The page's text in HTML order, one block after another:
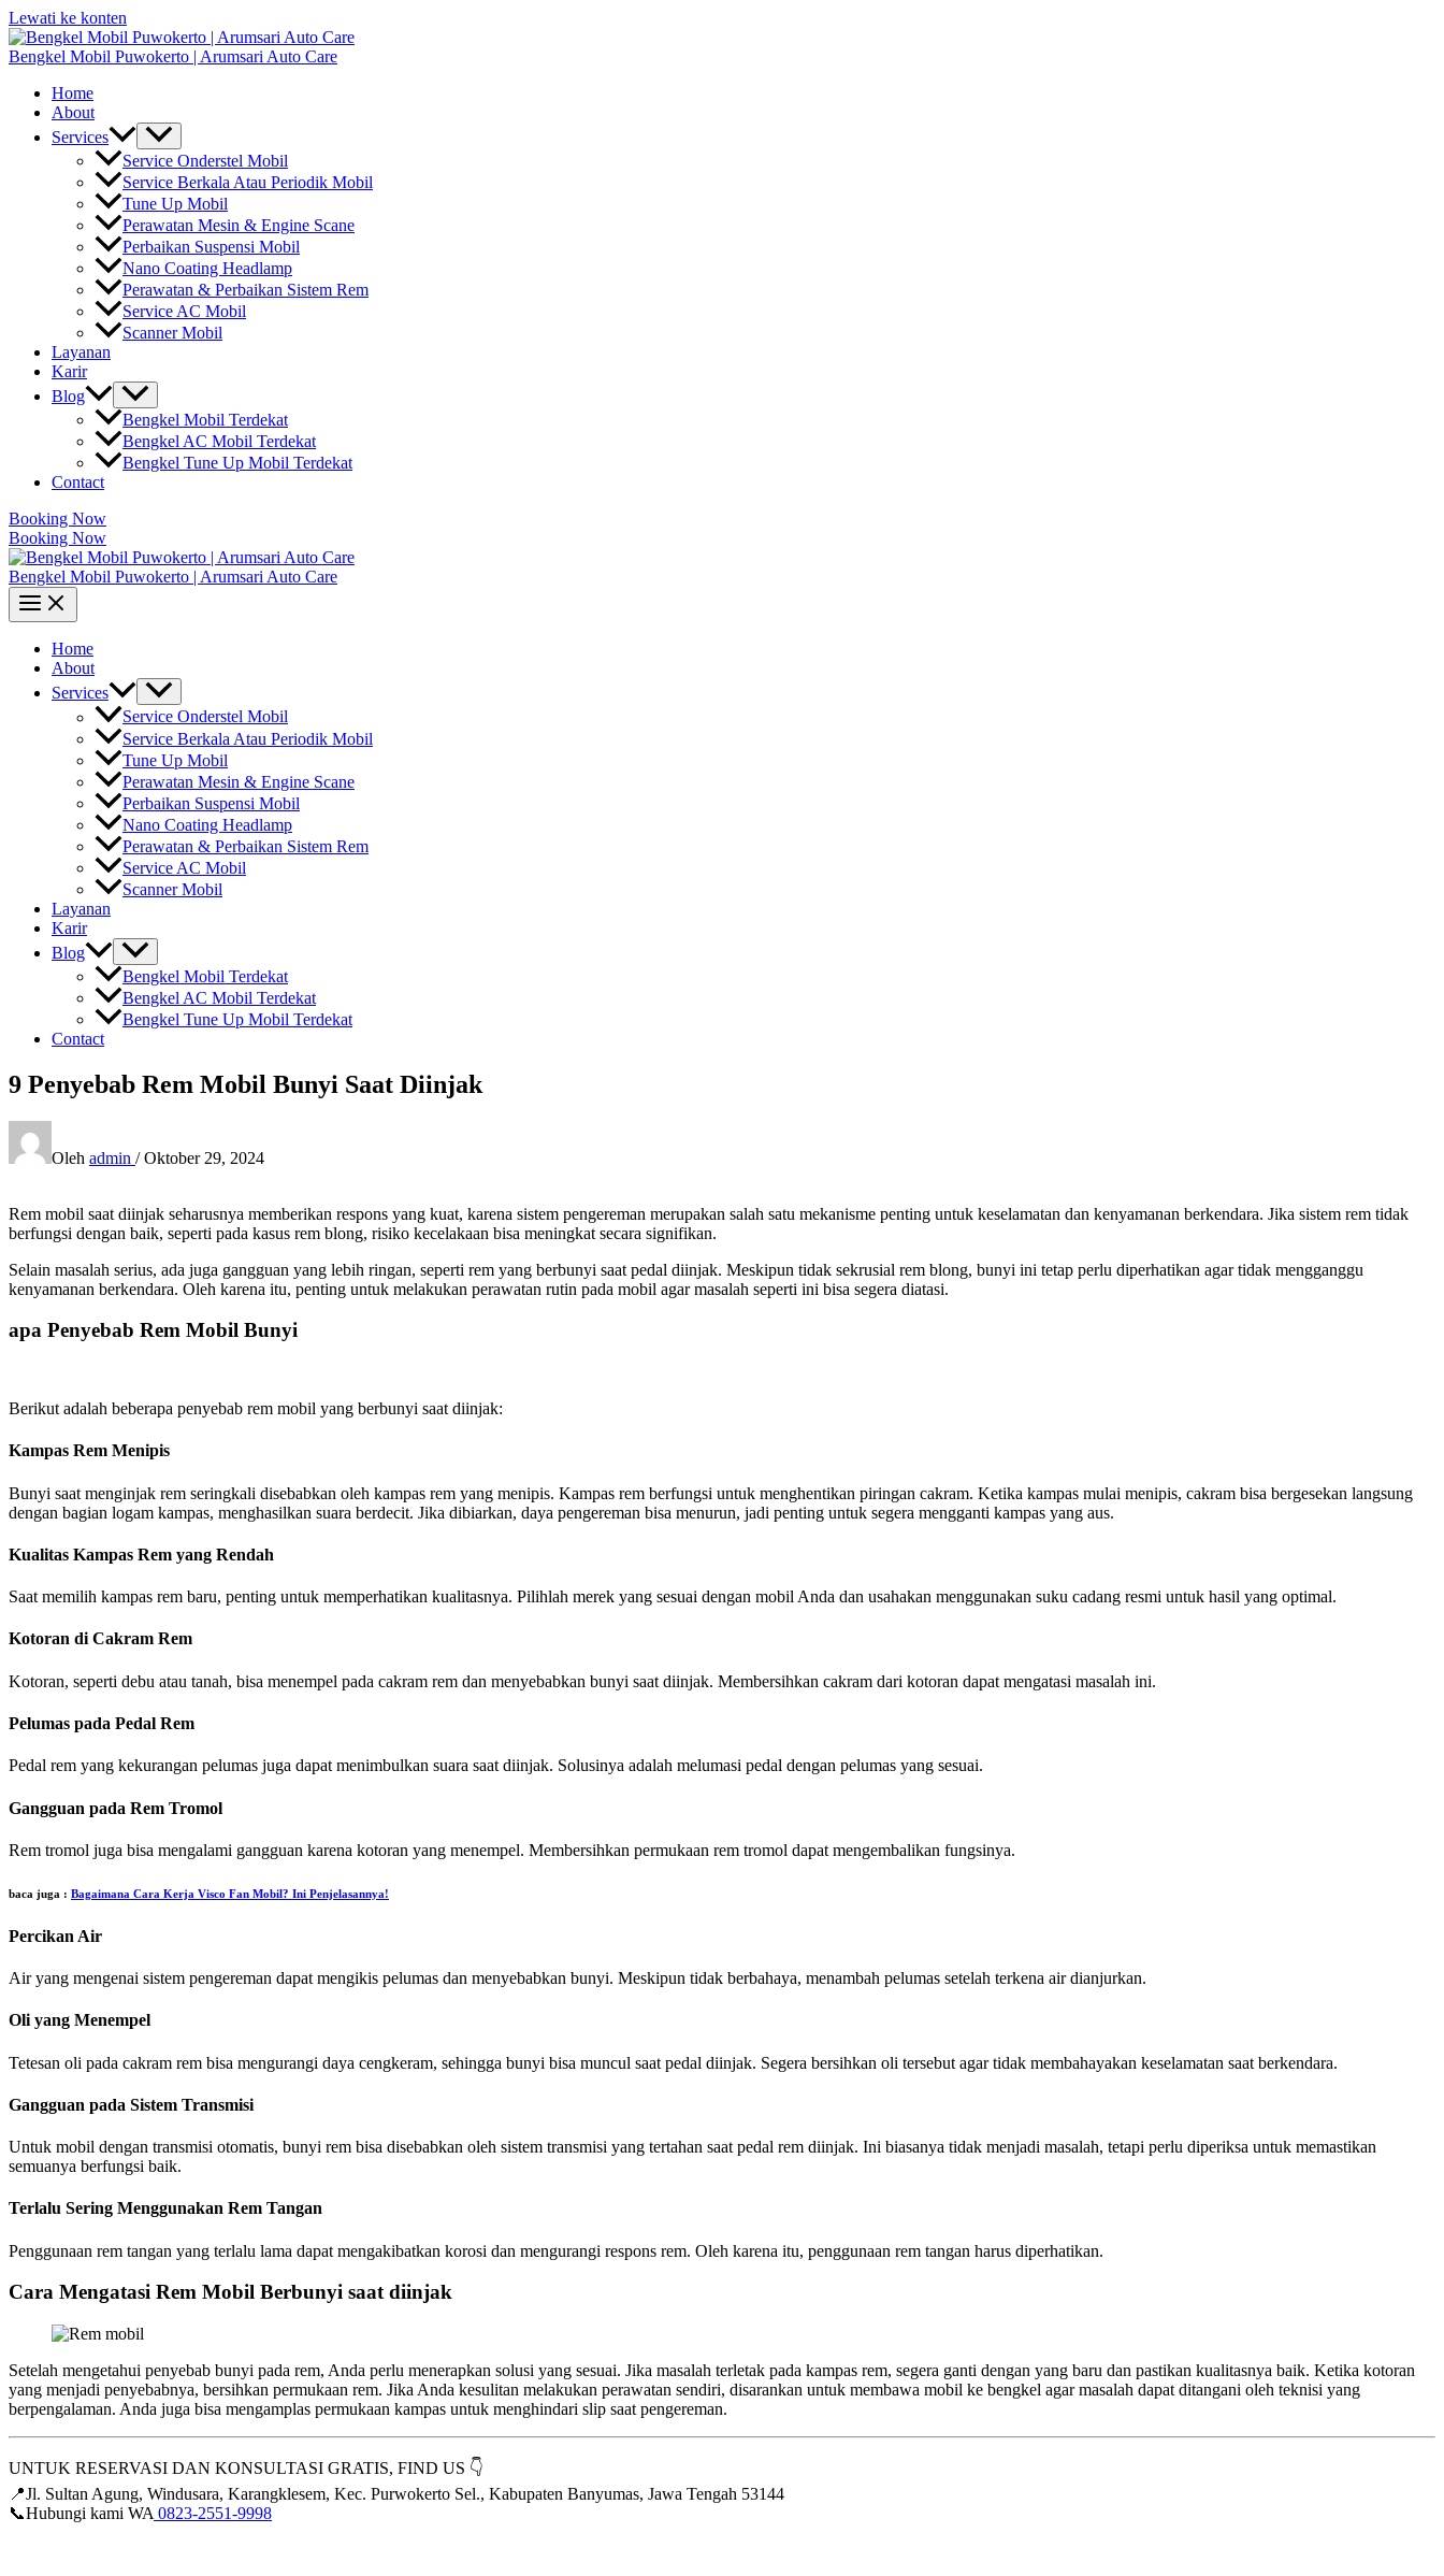
Lewati ke konten
Bengkel Mobil Puwokerto | Arumsari Auto Care
Home
About
Services
Service Onderstel Mobil
Service Berkala Atau Periodik Mobil
Tune Up Mobil
Perawatan Mesin & Engine Scane
Perbaikan Suspensi Mobil
Nano Coating Headlamp
Perawatan & Perbaikan Sistem Rem
Service AC Mobil
Scanner Mobil
Layanan
Karir
Blog
Bengkel Mobil Terdekat
Bengkel AC Mobil Terdekat
Bengkel Tune Up Mobil Terdekat
Contact
Booking Now
Booking Now
Bengkel Mobil Puwokerto | Arumsari Auto Care
Home
About
Services
Service Onderstel Mobil
Service Berkala Atau Periodik Mobil
Tune Up Mobil
Perawatan Mesin & Engine Scane
Perbaikan Suspensi Mobil
Nano Coating Headlamp
Perawatan & Perbaikan Sistem Rem
Service AC Mobil
Scanner Mobil
Layanan
Karir
Blog
Bengkel Mobil Terdekat
Bengkel AC Mobil Terdekat
Bengkel Tune Up Mobil Terdekat
Contact
9 Penyebab Rem Mobil Bunyi Saat Diinjak
Oleh admin /Oktober 29, 2024
Rem mobil saat diinjak seharusnya memberikan respons yang kuat, karena sistem pengereman merupakan salah satu mekanisme penting untuk keselamatan dan kenyamanan berkendara. Jika sistem rem tidak
berfungsi dengan baik, seperti pada kasus rem blong, risiko kecelakaan bisa meningkat secara signifikan.
Selain masalah serius, ada juga gangguan yang lebih ringan, seperti rem yang berbunyi saat pedal diinjak. Meskipun tidak sekrusial rem blong, bunyi ini tetap perlu diperhatikan agar tidak mengganggu
kenyamanan berkendara. Oleh karena itu, penting untuk melakukan perawatan rutin pada mobil agar masalah seperti ini bisa segera diatasi.
apa Penyebab Rem Mobil Bunyi
Berikut adalah beberapa penyebab rem mobil yang berbunyi saat diinjak:
Kampas Rem Menipis
Bunyi saat menginjak rem seringkali disebabkan oleh kampas rem yang menipis. Kampas rem berfungsi untuk menghentikan piringan cakram. Ketika kampas mulai menipis, cakram bisa bergesekan langsung
dengan bagian logam kampas, menghasilkan suara berdecit. Jika dibiarkan, daya pengereman bisa menurun, jadi penting untuk segera mengganti kampas yang aus.
Kualitas Kampas Rem yang Rendah
Saat memilih kampas rem baru, penting untuk memperhatikan kualitasnya. Pilihlah merek yang sesuai dengan mobil Anda dan usahakan menggunakan suku cadang resmi untuk hasil yang optimal.
Kotoran di Cakram Rem
Kotoran, seperti debu atau tanah, bisa menempel pada cakram rem dan menyebabkan bunyi saat diinjak. Membersihkan cakram dari kotoran dapat mengatasi masalah ini.
Pelumas pada Pedal Rem
Pedal rem yang kekurangan pelumas juga dapat menimbulkan suara saat diinjak. Solusinya adalah melumasi pedal dengan pelumas yang sesuai.
Gangguan pada Rem Tromol
Rem tromol juga bisa mengalami gangguan karena kotoran yang menempel. Membersihkan permukaan rem tromol dapat mengembalikan fungsinya.
baca juga : Bagaimana Cara Kerja Visco Fan Mobil? Ini Penjelasannya!
Percikan Air
Air yang mengenai sistem pengereman dapat mengikis pelumas dan menyebabkan bunyi. Meskipun tidak berbahaya, menambah pelumas setelah terkena air dianjurkan.
Oli yang Menempel
Tetesan oli pada cakram rem bisa mengurangi daya cengkeram, sehingga bunyi bisa muncul saat pedal diinjak. Segera bersihkan oli tersebut agar tidak membahayakan keselamatan saat berkendara.
Gangguan pada Sistem Transmisi
Untuk mobil dengan transmisi otomatis, bunyi rem bisa disebabkan oleh sistem transmisi yang tertahan saat pedal rem diinjak. Ini biasanya tidak menjadi masalah, tetapi perlu diperiksa untuk memastikan
semuanya berfungsi baik.
Terlalu Sering Menggunakan Rem Tangan
Penggunaan rem tangan yang terlalu lama dapat mengakibatkan korosi dan mengurangi respons rem. Oleh karena itu, penggunaan rem tangan harus diperhatikan.
Cara Mengatasi Rem Mobil Berbunyi saat diinjak
Setelah mengetahui penyebab bunyi pada rem, Anda perlu menerapkan solusi yang sesuai. Jika masalah terletak pada kampas rem, segera ganti dengan yang baru dan pastikan kualitasnya baik. Ketika kotoran
yang menjadi penyebabnya, bersihkan permukaan rem. Jika Anda kesulitan melakukan perawatan sendiri, disarankan untuk membawa mobil ke bengkel agar masalah dapat ditangani oleh teknisi yang
berpengalaman. Anda juga bisa mengamplas permukaan kampas untuk menghindari slip saat pengereman.
UNTUK RESERVASI DAN KONSULTASI GRATIS, FIND US 👇
📍Jl. Sultan Agung, Windusara, Karangklesem, Kec. Purwokerto Sel., Kabupaten Banyumas, Jawa Tengah 53144
📞Hubungi kami WA 0823-2551-9998